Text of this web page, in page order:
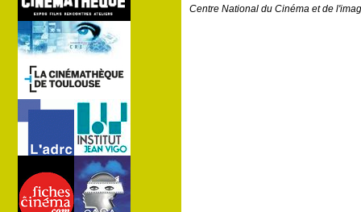
Centre National du Cinéma et de